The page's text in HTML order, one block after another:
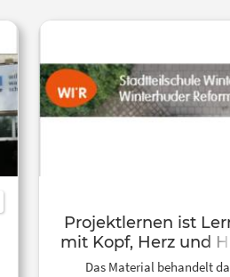
Projektlernen ist
mit Kopf, Herz und
Das Material behandelt